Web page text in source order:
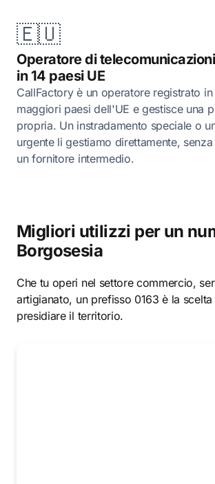
🇪🇺
Operatore di
in 14 paesi UE
CallFactory è un operatore registrato in
maggiori paesi dell'UE e gestisce una
propria. Un instradamento speciale o
urgente li gestiamo direttamente,
un fornitore intermedio.
Migliori utilizzi per un
Borgosesia
Che tu operi nel settore commercio,
artigianato, un prefisso 0163 è la
presidiare il territorio.